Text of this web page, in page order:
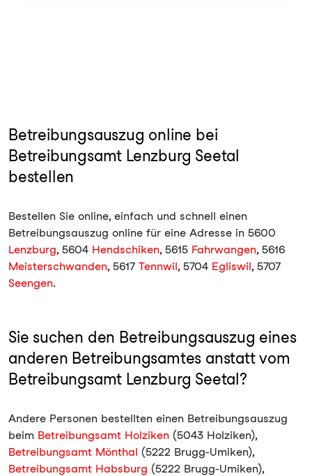
Betreibungsauszug online bei
Betreibungsamt Lenzburg Seetal
bestellen
Bestellen Sie online, einfach und schnell einen
Betreibungsauszug online für eine Adresse in 5600
Lenzburg, 5604 Hendschiken, 5615 Fahrwangen, 5616
Meisterschwanden, 5617 Tennwil, 5704 Egliswil, 5707
Seengen.
Sie suchen den Betreibungsauszug eines
anderen Betreibungsamtes anstatt vom
Betreibungsamt Lenzburg Seetal?
Andere Personen bestellten einen Betreibungsauszug
beim Betreibungsamt Holziken (5043 Holziken),
Betreibungsamt Mönthal (5222 Brugg-Umiken),
Betreibungsamt Habsburg (5222 Brugg-Umiken),